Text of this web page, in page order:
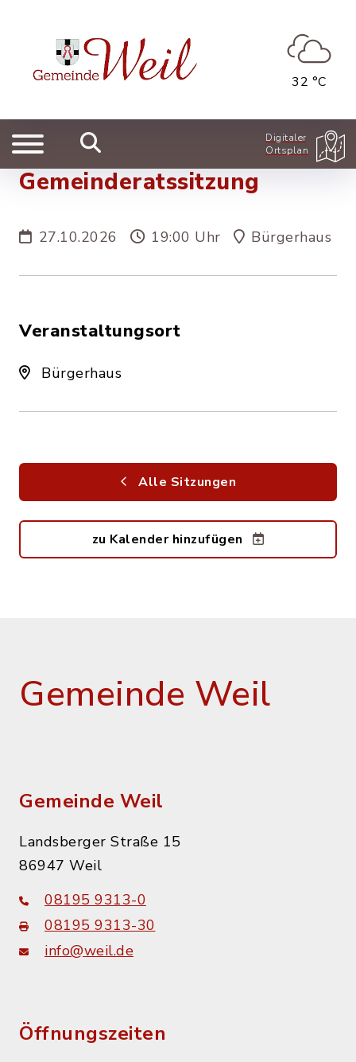
32 °C
Digitaler
Ortsplan
Gemeinderatssitzung
27.10.2026 19:00 Uhr Bürgerhaus
Veranstaltungsort
Bürgerhaus
Alle Sitzungen
zu Kalender hinzufügen
Gemeinde Weil
Gemeinde Weil
Landsberger Straße 15
86947 Weil
08195 9313-0
08195 9313-30
info@weil.de
Öffnungszeiten